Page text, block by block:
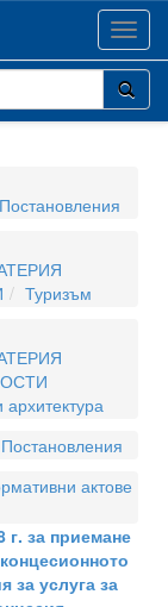
Постановления
Туризъм
архитектура
Постановления
актове
за приемане
за услуга за